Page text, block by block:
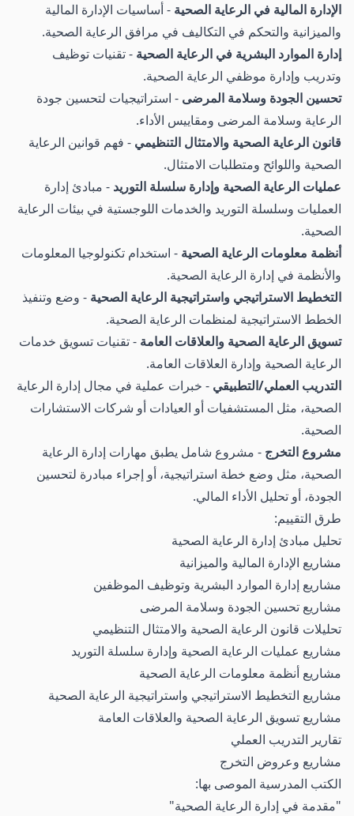
الإدارة المالية في الرعاية الصحية - أساسيات الإدارة المالية
والميزانية والتحكم في التكاليف في مرافق الرعاية الصحية.
إدارة الموارد البشرية في الرعاية الصحية - تقنيات توظيف
وتدريب وإدارة موظفي الرعاية الصحية.
تحسين الجودة وسلامة المرضى - استراتيجيات لتحسين جودة
الرعاية وسلامة المرضى ومقاييس الأداء.
قانون الرعاية الصحية والامتثال التنظيمي - فهم قوانين الرعاية
الصحية واللوائح ومتطلبات الامتثال.
عمليات الرعاية الصحية وإدارة سلسلة التوريد - مبادئ إدارة
العمليات وسلسلة التوريد والخدمات اللوجستية في بيئات الرعاية
الصحية.
أنظمة معلومات الرعاية الصحية - استخدام تكنولوجيا المعلومات
والأنظمة في إدارة الرعاية الصحية.
التخطيط الاستراتيجي واستراتيجية الرعاية الصحية - وضع وتنفيذ
الخطط الاستراتيجية لمنظمات الرعاية الصحية.
تسويق الرعاية الصحية والعلاقات العامة - تقنيات تسويق خدمات
الرعاية الصحية وإدارة العلاقات العامة.
التدريب العملي/التطبيقي - خبرات عملية في مجال إدارة الرعاية
الصحية، مثل المستشفيات أو العيادات أو شركات الاستشارات
الصحية.
مشروع التخرج - مشروع شامل يطبق مهارات إدارة الرعاية
الصحية، مثل وضع خطة استراتيجية، أو إجراء مبادرة لتحسين
الجودة، أو تحليل الأداء المالي.
طرق التقييم:
تحليل مبادئ إدارة الرعاية الصحية
مشاريع الإدارة المالية والميزانية
مشاريع إدارة الموارد البشرية وتوظيف الموظفين
مشاريع تحسين الجودة وسلامة المرضى
تحليلات قانون الرعاية الصحية والامتثال التنظيمي
مشاريع عمليات الرعاية الصحية وإدارة سلسلة التوريد
مشاريع أنظمة معلومات الرعاية الصحية
مشاريع التخطيط الاستراتيجي واستراتيجية الرعاية الصحية
مشاريع تسويق الرعاية الصحية والعلاقات العامة
تقارير التدريب العملي
مشاريع وعروض التخرج
الكتب المدرسية الموصى بها:
"مقدمة في إدارة الرعاية الصحية"